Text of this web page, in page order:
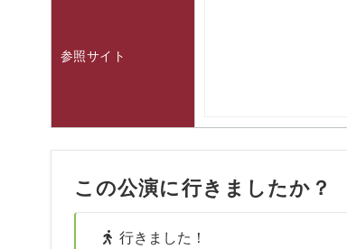
参照サイト
この公演に行きましたか？
行きました！